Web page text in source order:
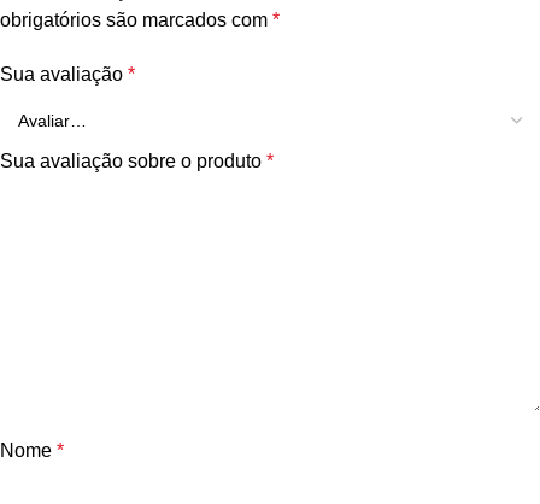
obrigatórios são marcados com *
Sua avaliação *
Sua avaliação sobre o produto *
Nome *